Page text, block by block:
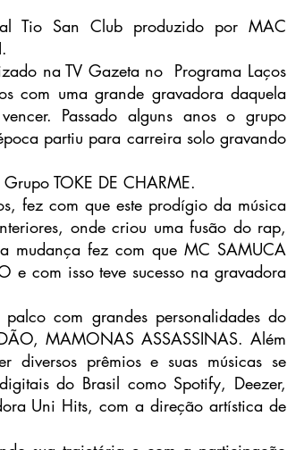
Tio San Club produzido por MAC
na TV Gazeta no  Programa Laços
com uma grande gravadora daquela
Passado alguns anos o grupo
partiu para carreira solo gravando
TOKE DE CHARME.
fez com que este prodígio da música
onde criou uma fusão do rap,
mudança fez com que MC SAMUCA
e com isso teve sucesso na gravadora
com grandes personalidades do
MAMONAS ASSASSINAS. Além
diversos prêmios e suas músicas se
do Brasil como Spotify, Deezer,
Uni Hits, com a direção artística de